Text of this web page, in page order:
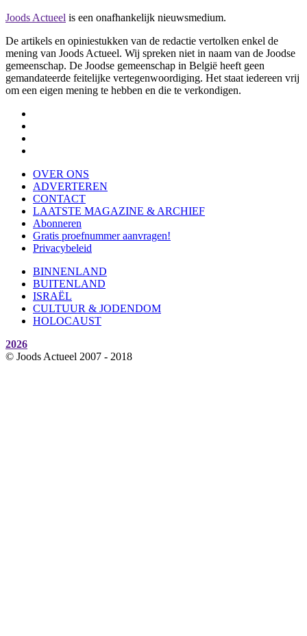
Joods Actueel is een onafhankelijk nieuwsmedium.
De artikels en opiniestukken van de redactie vertolken enkel de
mening van Joods Actueel. Wij spreken niet in naam van de Joodse
gemeenschap. De Joodse gemeenschap in België heeft geen
gemandateerde feitelijke vertegenwoordiging. Het staat iedereen vrij
om een eigen mening te hebben en die te verkondigen.
OVER ONS
ADVERTEREN
CONTACT
LAATSTE MAGAZINE & ARCHIEF
Abonneren
Gratis proefnummer aanvragen!
Privacybeleid
BINNENLAND
BUITENLAND
ISRAËL
CULTUUR & JODENDOM
HOLOCAUST
2026
© Joods Actueel 2007 - 2018